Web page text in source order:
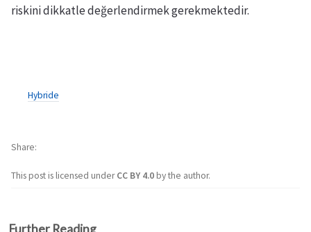
riskini dikkatle değerlendirmek gerekmektedir.
Hybride
This post is licensed underCC BY 4.0by the author.
Share
Further Reading